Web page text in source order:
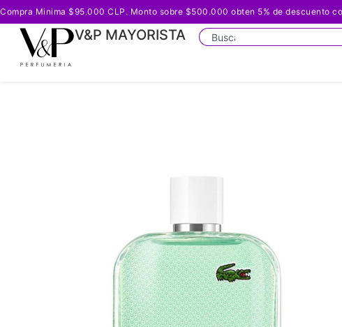
Compra Minima $95.000 CLP. Monto sobre $500.000 obten 5% de descuento
V&P MAYORISTA